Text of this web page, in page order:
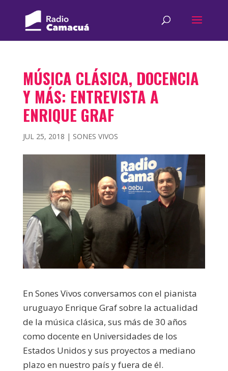
MÚSICA CLÁSICA, DOCENCIA
Y MÁS: ENTREVISTA A
ENRIQUE GRAF
JUL 25, 2018 | SONES VIVOS
En Sones Vivos conversamos con el pianista
uruguayo Enrique Graf sobre la actualidad
de la música clásica, sus más de 30 años
como docente en Universidades de los
Estados Unidos y sus proyectos a mediano
plazo en nuestro país y fuera de él.